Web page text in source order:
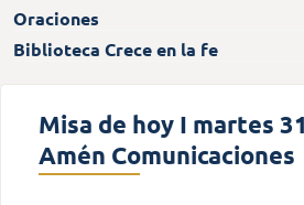
Oraciones
Biblioteca Crece en la fe
Misa de hoy I martes
Amén Comunicaciones